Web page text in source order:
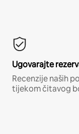
Ugovarajte
Recenzije naših
tijekom čitavog